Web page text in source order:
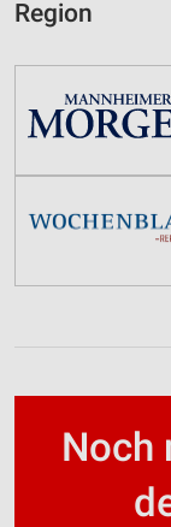
Region
Noch